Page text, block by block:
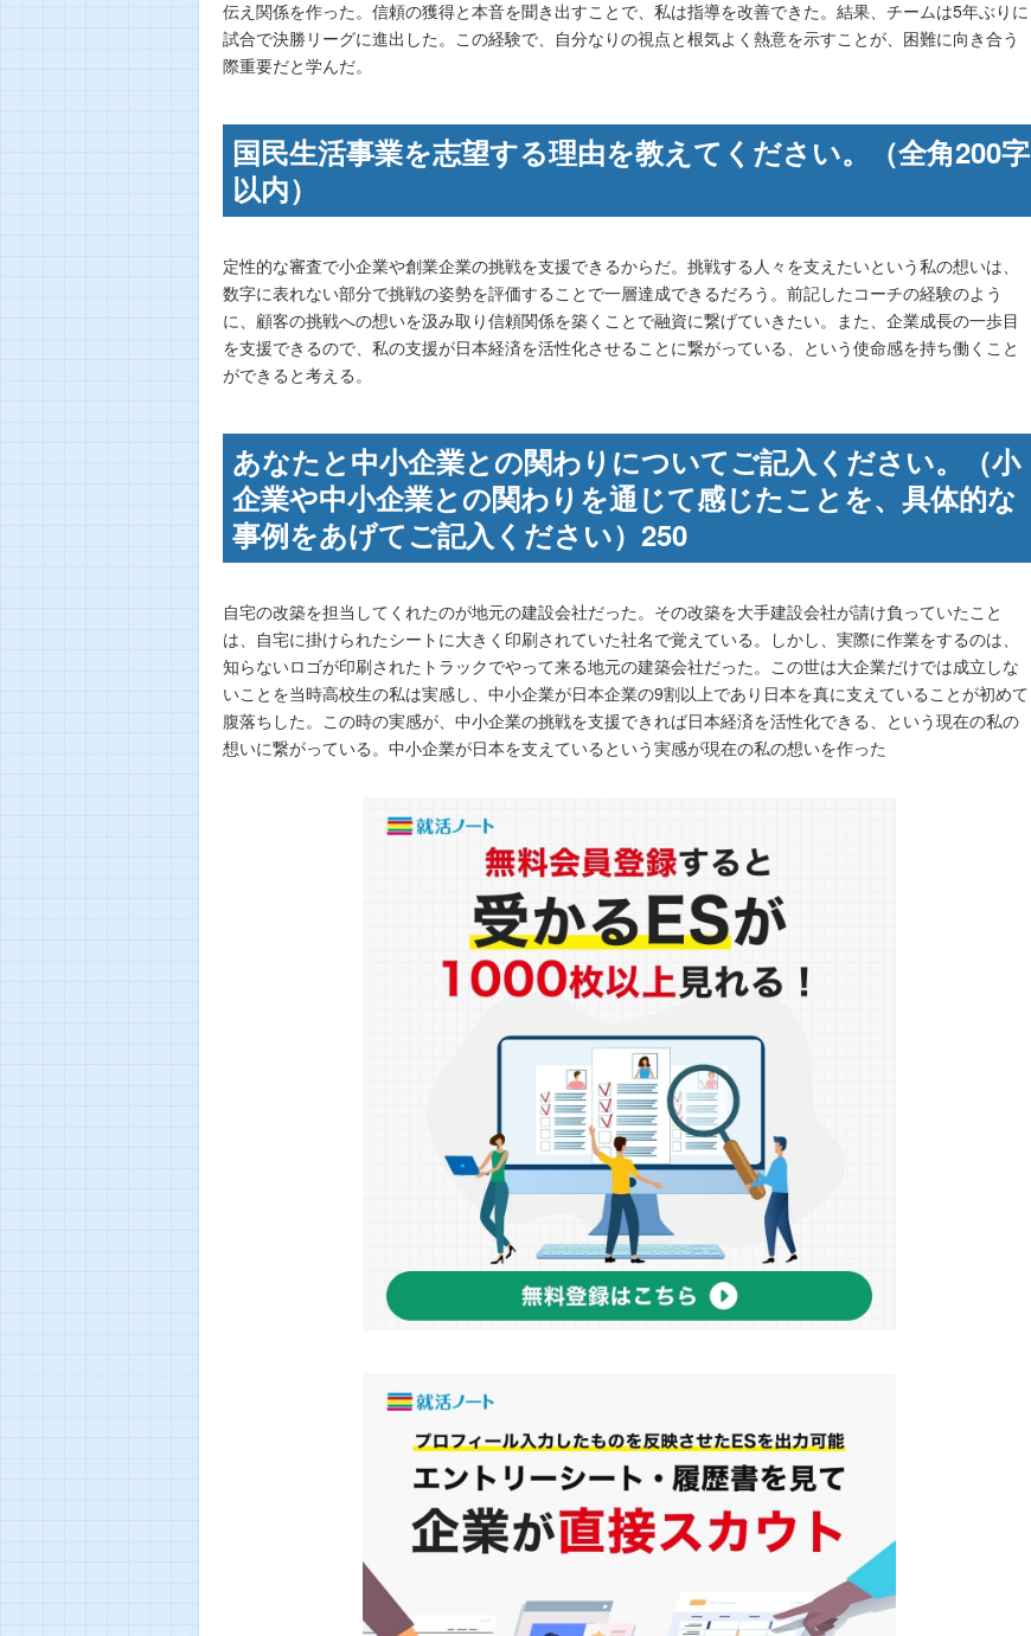
伝え関係を作った。信頼の獲得と本音を聞き出すことで、私は指導を改善できた。結果、チームは5年ぶりに
試合で決勝リーグに進出した。この経験で、自分なりの視点と根気よく熱意を示すことが、困難に向き合う
際重要だと学んだ。
国民生活事業を志望する理由を教えてください。（全角200字
以内）
定性的な審査で小企業や創業企業の挑戦を支援できるからだ。挑戦する人々を支えたいという私の想いは、
数字に表れない部分で挑戦の姿勢を評価することで一層達成できるだろう。前記したコーチの経験のよう
に、顧客の挑戦への想いを汲み取り信頼関係を築くことで融資に繋げていきたい。また、企業成長の一歩目
を支援できるので、私の支援が日本経済を活性化させることに繋がっている、という使命感を持ち働くこと
ができると考える。
あなたと中小企業との関わりについてご記入ください。（小
企業や中小企業との関わりを通じて感じたことを、具体的な
事例をあげてご記入ください）250
自宅の改築を担当してくれたのが地元の建設会社だった。その改築を大手建設会社が請け負っていたこと
は、自宅に掛けられたシートに大きく印刷されていた社名で覚えている。しかし、実際に作業をするのは、
知らないロゴが印刷されたトラックでやって来る地元の建築会社だった。この世は大企業だけでは成立しな
いことを当時高校生の私は実感し、中小企業が日本企業の9割以上であり日本を真に支えていることが初めて
腹落ちした。この時の実感が、中小企業の挑戦を支援できれば日本経済を活性化できる、という現在の私の
想いに繋がっている。中小企業が日本を支えているという実感が現在の私の想いを作った